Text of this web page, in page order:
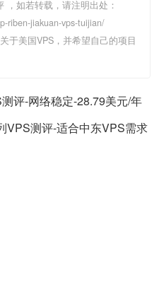
，如若转载，请注明出处：
riben-jiakuan-vps-tuijian/
于美国VPS，并希望自己的项目
评-网络稳定-28.79美元/年
VPS测评-适合中东VPS需求